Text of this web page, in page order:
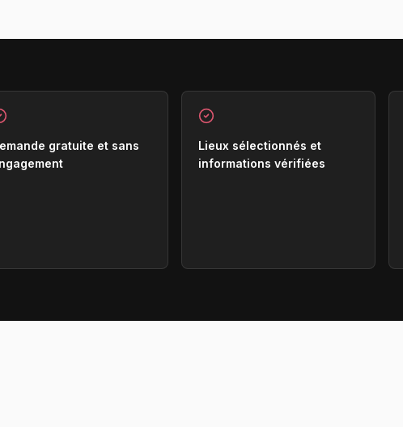
gratuite et sans
Lieux sélectionnés et
informations vérifiées